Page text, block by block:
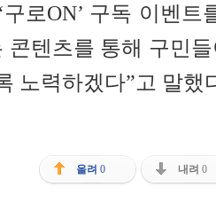
로ON’ 구독 이벤트
콘텐츠를 통해 구민
노력하겠다”고 말했
올려 0 내려 0